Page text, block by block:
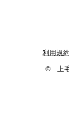
利用規約
© 上